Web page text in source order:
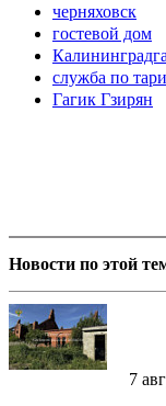
черняховск
гостевой дом
служба по
Гагик Гзирян
Новости по этой
7